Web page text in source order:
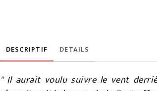
DESCRIPTIF DÉTAILS
" Il aurait voulu suivre le vent